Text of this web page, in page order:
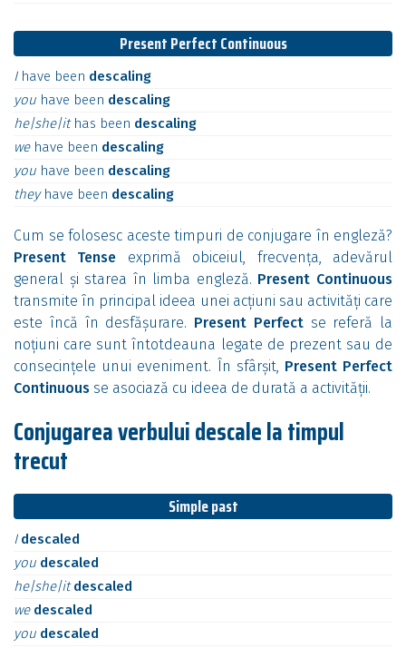
Present Perfect Continuous
I have been descaling
you have been descaling
he|she|it has been descaling
we have been descaling
you have been descaling
they have been descaling
Cum se folosesc aceste timpuri de conjugare în engleză?
Present Tense exprimă obiceiul, frecvența, adevărul
general și starea în limba engleză. Present Continuous
transmite în principal ideea unei acțiuni sau activități care
este încă în desfășurare. Present Perfectse referă la
noțiuni care sunt întotdeauna legate de prezent sau de
consecințele unui eveniment. În sfârșit, Present Perfect
Continuous se asociază cu ideea de durată a activității.
Conjugarea verbului descale la timpul
trecut
Simple past
I descaled
you descaled
he|she|itdescaled
we descaled
you descaled